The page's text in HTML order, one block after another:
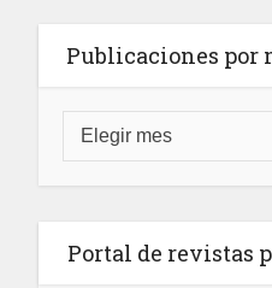
Publicaciones por
Portal de revistas